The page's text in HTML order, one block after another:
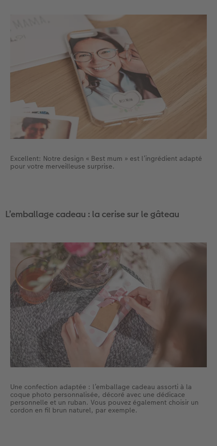
Excellent: Notre design « Best mum » est l’ingrédient adapté
pour votre merveilleuse surprise.
L’emballage cadeau : la cerise sur le gâteau
Une confection adaptée : l’emballage cadeau assorti à la
coque photo personnalisée, décoré avec une dédicace
personnelle et un ruban. Vous pouvez également choisir un
cordon en fil brun naturel, par exemple.